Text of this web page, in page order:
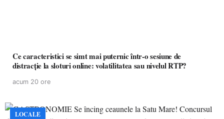
Ce caracteristici se simt mai puternic într-o sesiune de
distracție la sloturi online: volatilitatea sau nivelul RTP?
acum 20 ore
LOCALE